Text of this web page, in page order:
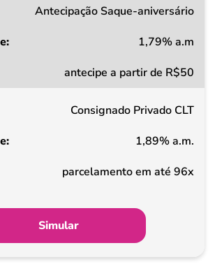
Antecipação Saque-aniversário
1,79% a.m
antecipe a partir de R$50
Consignado Privado CLT
1,89% a.m.
parcelamento em até 96x
Simular